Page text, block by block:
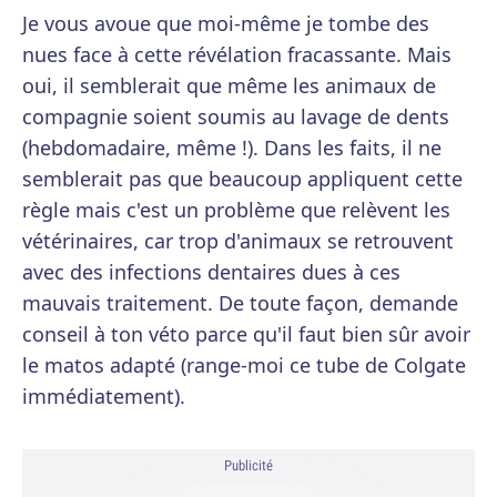
Je vous avoue que moi-même je tombe des
nues face à cette révélation fracassante. Mais
oui, il semblerait que même les animaux de
compagnie soient soumis au lavage de dents
(hebdomadaire, même !). Dans les faits, il ne
semblerait pas que beaucoup appliquent cette
règle mais c'est un problème que relèvent les
vétérinaires, car trop d'animaux se retrouvent
avec des infections dentaires dues à ces
mauvais traitement. De toute façon, demande
conseil à ton véto parce qu'il faut bien sûr avoir
le matos adapté (range-moi ce tube de Colgate
immédiatement).
Publicité